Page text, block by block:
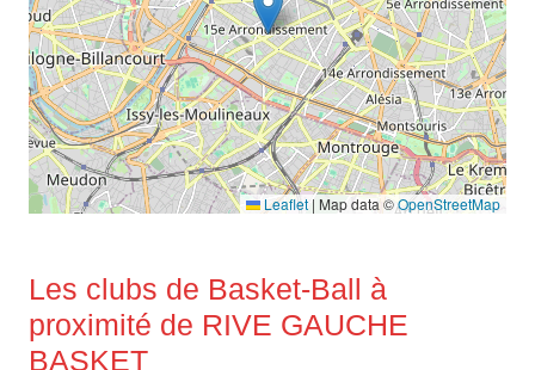
Leaflet | Map data ©OpenStreetMap
Les clubs de Basket-Ball à
proximité de RIVE GAUCHE
BASKET